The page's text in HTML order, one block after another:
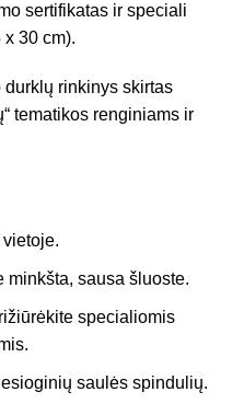
sertifikatas ir speciali
30 cm).
rinkinys skirtas
tematikos renginiams ir
sausa šluoste.
specialiomis
saulės spindulių.